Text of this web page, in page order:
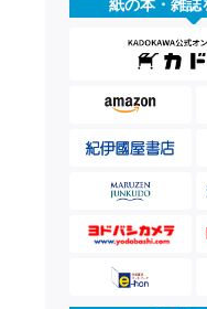
紙の本・雑誌